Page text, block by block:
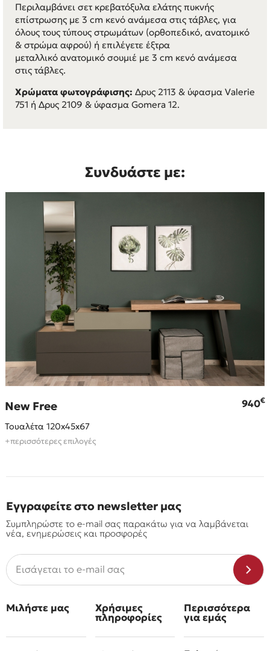
Περιλαμβάνει σετ κρεβατόξυλα ελάτης πυκνής
επίστρωσης με 3 cm κενό ανάμεσα στις τάβλες, για
όλους τους τύπους στρωμάτων (ορθοπεδικό, ανατομικό
& στρώμα αφρού) ή επιλέγετε έξτρα
μεταλλικό ανατομικό σουμιέ με 3 cm κενό ανάμεσα
στις τάβλες.
Χρώματα φωτογράφισης: Δρυς 2113 & ύφασμα Valerie
751 ή Δρυς 2109 & ύφασμα Gomera 12.
Συνδυάστε με:
New Free 940€
Τουαλέτα 120x45x67
+περισσότερες επιλογές
Εγγραφείτε στο newsletter μας
Συμπληρώστε το e-mail σας παρακάτω για να λαμβάνεται
νέα, ενημερώσεις και προσφορές
Μιλήστε μας Χρήσιμες
πληροφορίες
Περισσότερα
για εμάς